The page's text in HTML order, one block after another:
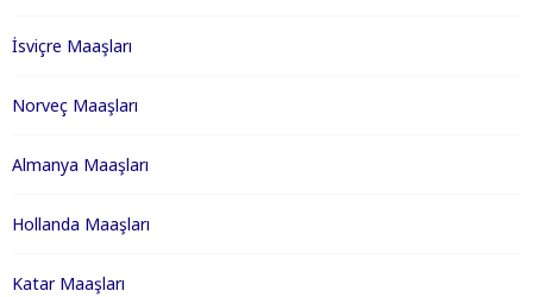
İsviçre Maaşları
Norveç Maaşları
Almanya Maaşları
Hollanda Maaşları
Katar Maaşları